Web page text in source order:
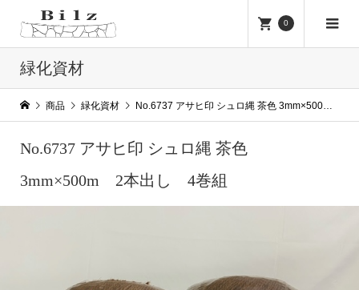
0
緑化資材
商品 緑化資材 No.6737 アサヒ印 シュロ縄 茶色 3mm×500m 2本出し 4巻組
No.6737 アサヒ印 シュロ縄 茶色
3mm×500m 2本出し 4巻組